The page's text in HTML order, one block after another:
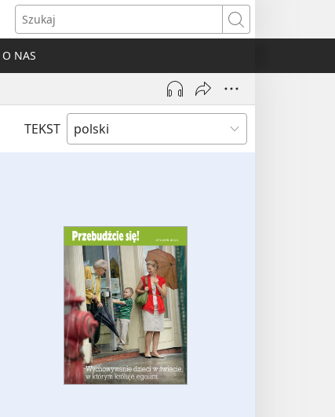
Szukaj
O NAS
TEKST